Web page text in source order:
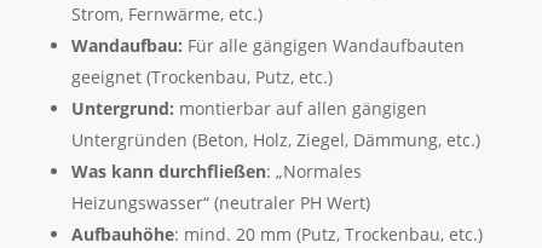
Strom, Fernwärme, etc.)
Wandaufbau: Für alle gängigen Wandaufbauten
geeignet (Trockenbau, Putz, etc.)
Untergrund: montierbar auf allen gängigen
Untergründen (Beton, Holz, Ziegel, Dämmung, etc.)
Was kann durchfließen: „Normales
Heizungswasser“ (neutraler PH Wert)
Aufbauhöhe: mind. 20 mm (Putz, Trockenbau, etc.)